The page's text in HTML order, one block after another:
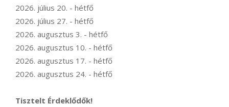
2026. július 20. - hétfő
2026. július 27. - hétfő
2026. augusztus 3. - hétfő
2026. augusztus 10. - hétfő
2026. augusztus 17. - hétfő
2026. augusztus 24. - hétfő
Tisztelt Érdeklődők!